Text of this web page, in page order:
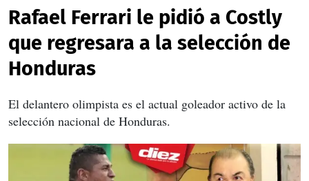
Rafael Ferrari le pidió a Costly
que regresara a la selección de
Honduras
El delantero olimpista es el actual goleador activo de la
selección nacional de Honduras.